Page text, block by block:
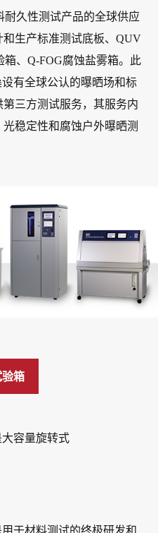
耐久性测试产品的全球供应
和生产标准测试底板、QUV
、Q-FOG腐蚀盐雾箱。此
有全球公认的曝晒场和标
三方测试服务，其服务内
稳定性和腐蚀户外曝晒测
验箱
容量旋转式